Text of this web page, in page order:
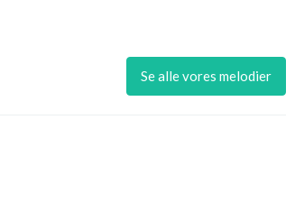
Se alle vores melodier